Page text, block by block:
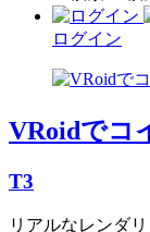
ログイン
VRoidでコ
T3
リアルなレンダ